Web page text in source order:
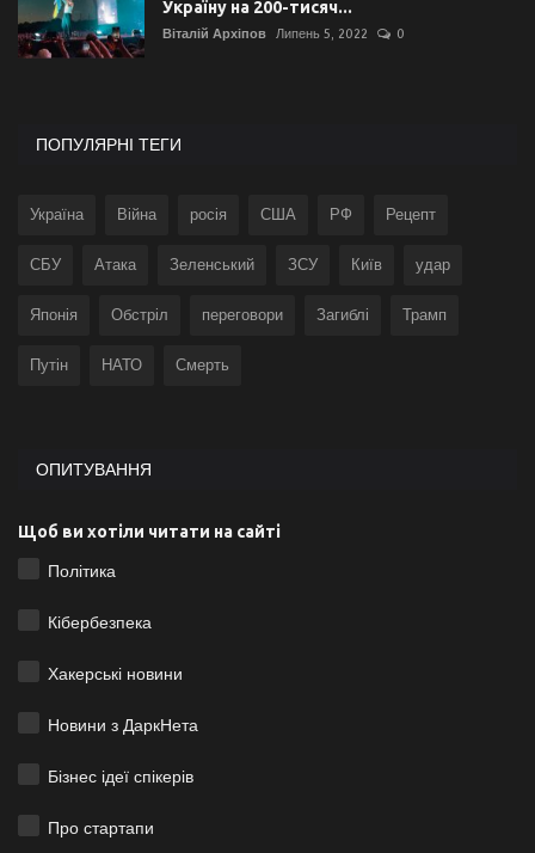
Україну на 200-тисяч...
Віталій Архіпов Липень 5, 2022 0
ПОПУЛЯРНІ ТЕГИ
Україна Війна росія США РФ Рецепт
СБУ Атака Зеленський ЗСУ Київ удар
Японія Обстріл переговори Загиблі Трамп
Путін НАТО Смерть
ОПИТУВАННЯ
Щоб ви хотіли читати на сайті
Політика
Кібербезпека
Хакерські новини
Новини з ДаркНета
Бізнес ідеї спікерів
Про стартапи